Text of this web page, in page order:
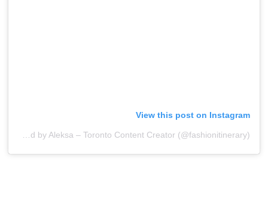
View this post on Instagram